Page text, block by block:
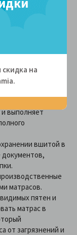
элемент
93 “Мебель
выполняет
вшитой в
документов,
матрасов.
пятен и
матрас в
от загрязнений и
скидка на